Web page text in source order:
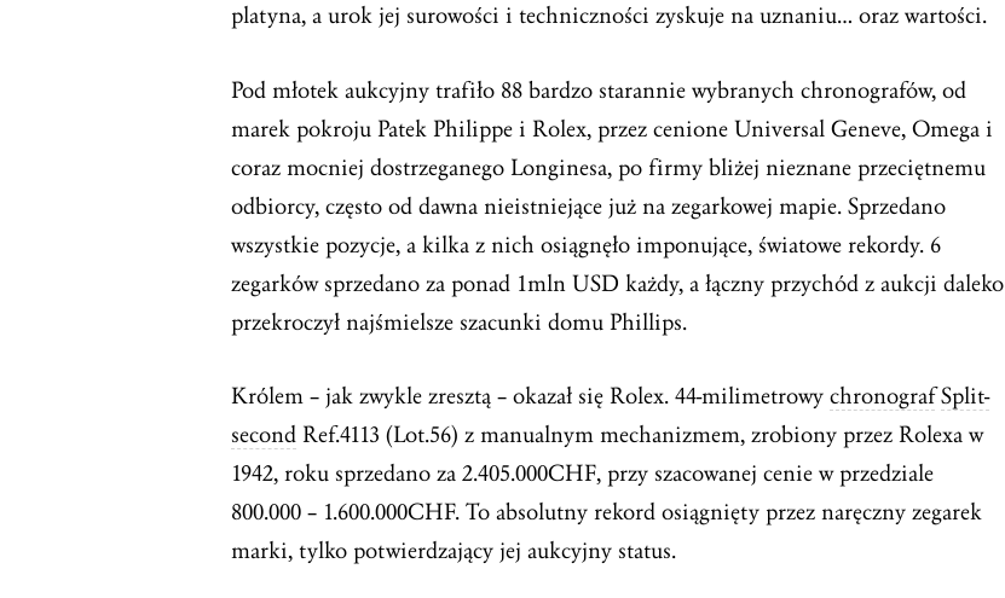
platyna, a urok jej surowości i techniczności zyskuje na uznaniu… oraz wartości.
Pod młotek aukcyjny trafiło 88 bardzo starannie wybranych chronografów, od
marek pokroju Patek Philippe i Rolex, przez cenione Universal Geneve, Omega i
coraz mocniej dostrzeganego Longinesa, po firmy bliżej nieznane przeciętnemu
odbiorcy, często od dawna nieistniejące już na zegarkowej mapie. Sprzedano
wszystkie pozycje, a kilka z nich osiągnęło imponujące, światowe rekordy. 6
zegarków sprzedano za ponad 1mln USD każdy, a łączny przychód z aukcji daleko
przekroczył najśmielsze szacunki domu Phillips.
Królem – jak zwykle zresztą – okazał się Rolex. 44-milimetrowy chronograf Split-
second Ref.4113 (Lot.56) z manualnym mechanizmem, zrobiony przez Rolexa w
1942, roku sprzedano za 2.405.000CHF, przy szacowanej cenie w przedziale
800.000 – 1.600.000CHF. To absolutny rekord osiągnięty przez naręczny zegarek
marki, tylko potwierdzający jej aukcyjny status.